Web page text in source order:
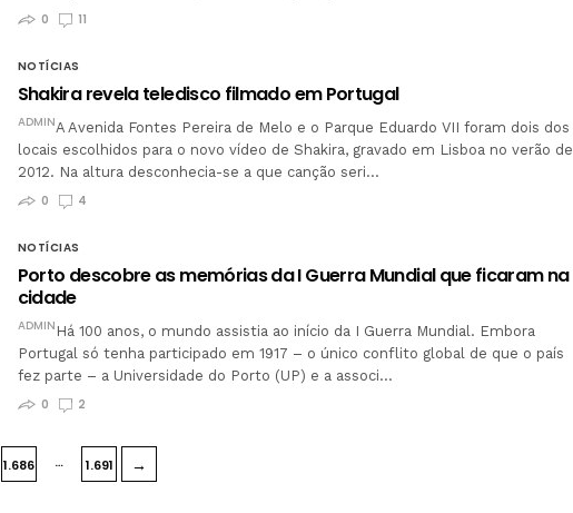
0
11
NOTÍCIAS
Shakira revela teledisco filmado em Portugal
ADMINA Avenida Fontes Pereira de Melo e o Parque Eduardo VII foram dois dos
locais escolhidos para o novo vídeo de Shakira, gravado em Lisboa no verão de
2012. Na altura desconhecia-se a que canção seri…
0
4
NOTÍCIAS
Porto descobre as memórias da I Guerra Mundial que ficaram na
cidade
ADMIN Há 100 anos, o mundo assistia ao início da I Guerra Mundial. Embora
Portugal só tenha participado em 1917 – o único conflito global de que o país
fez parte – a Universidade do Porto (UP) e a associ…
0
2
1.686 … 1.691 →